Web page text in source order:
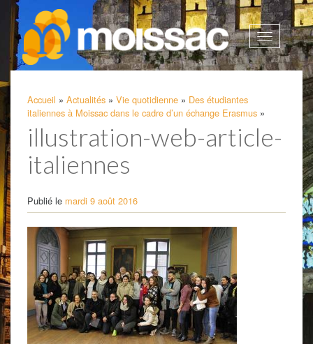
Afficher
la
Accueil » Actualités » Vie quotidienne » Des étudiantes
italiennes à Moissac dans le cadre d’un échange Erasmus »
illustration-web-article-
italiennes
Publié le mardi 9 août 2016